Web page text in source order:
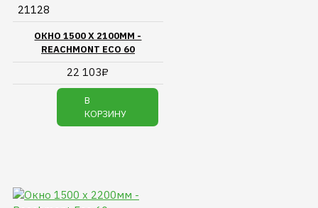
21128
ОКНО 1500 Х 2100ММ -
REACHMONT ECO 60
22 103₽
В
КОРЗИНУ